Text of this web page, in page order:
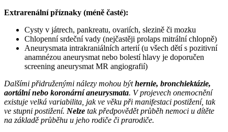
Extrarenální příznaky (méně časté):
Cysty v játrech, pankreatu, ovariích, slezině či mozku
Chlopenní srdeční vady (nejčastěji prolaps mitrální chlopně)
Aneurysmata intrakraniálních arterií (u všech dětí s pozitivní
anamnézou aneurysmat nebo bolestí hlavy je doporučen
screening aneurysmat MR angiografií)
Dalšími přidruženými nálezy mohou býthernie, bronchiektázie,
aortální nebo koronární aneurysmata. V projevech onemocnění
existuje velká variabilita, jak ve věku při manifestaci postižení, tak
ve stupni postižení. Nelze tak předpovědět průběh nemoci u dítěte
na základě průběhu u jeho rodiče či prarodiče.